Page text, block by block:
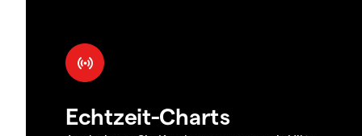
Echtzeit-Charts